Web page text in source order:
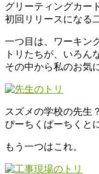
木
と
も
に
ら
す。
グリーティングカー
初回リリースになる
一つ目は、ワーキン
トリたちが、いろん
その中から私のお気
スズメの学校の先生？
ぴーちくぱーちくと
もう一つはこれ。